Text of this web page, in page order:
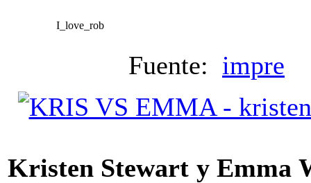
I_love_rob
Fuente: impre
Kristen Stewart y Emma